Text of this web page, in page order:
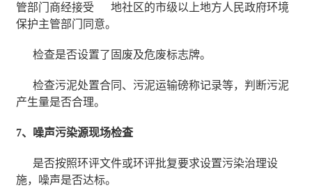
管部门商经接受
地社区的市级以上地方人民政府环境
保护主管部门同意。
检查是否设置了固废及危废标志牌。
检查污泥处置合同、污泥运输磅称记录等，判断污泥
产生量是否合理。
7、噪声污染源现场检査
是否按照环评文件或环评批复要求设置污染治理设
施，噪声是否达标。